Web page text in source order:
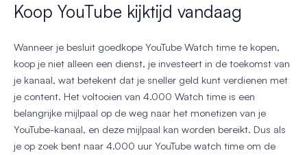
Koop YouTube kijktijd vandaag
Wanneer je besluit goedkope YouTube Watch time te kopen,
koop je niet alleen een dienst, je investeert in de toekomst van
je kanaal, wat betekent dat je sneller geld kunt verdienen met
je content. Het voltooien van 4.000 Watch time is een
belangrijke mijlpaal op de weg naar het monetizen van je
YouTube-kanaal, en deze mijlpaal kan worden bereikt. Dus als
je op zoek bent naar 4.000 uur YouTube watch time om de